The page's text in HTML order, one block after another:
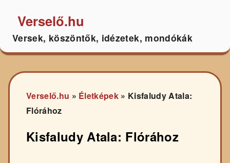
Verselő.hu
Versek, köszöntők, idézetek, mondókák
Verselő.hu » Életképek » Kisfaludy Atala:
Flórához
Kisfaludy Atala: Flórához